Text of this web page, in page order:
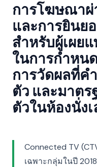
การโฆษณาผ่
และการยินย
สำหรับผู้เผย
ในการกำหน
การวัดผลที่ค
ตัว และมาต
ตัวในห้องนั่ง
Connected TV
เฉพาะกลุ่มในปี